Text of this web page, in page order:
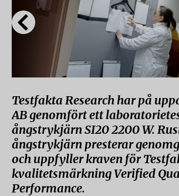
Testfakta Research har på
AB genomfört ett
ångstrykjärn SI20 2200 W.
ångstrykjärn presterar
och uppfyller kraven för
kvalitetsmärkning Verified
Performance.